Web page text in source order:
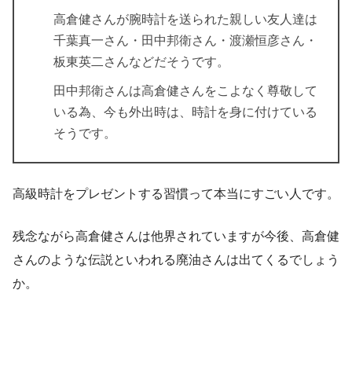
高倉健さんが腕時計を送られた親しい友人達は
千葉真一さん・田中邦衛さん・渡瀬恒彦さん・
板東英二さんなどだそうです。
田中邦衛さんは高倉健さんをこよなく尊敬して
いる為、今も外出時は、時計を身に付けている
そうです。
高級時計をプレゼントする習慣って本当にすごい人です。
残念ながら高倉健さんは他界されていますが今後、高倉健
さんのような伝説といわれる廃油さんは出てくるでしょう
か。